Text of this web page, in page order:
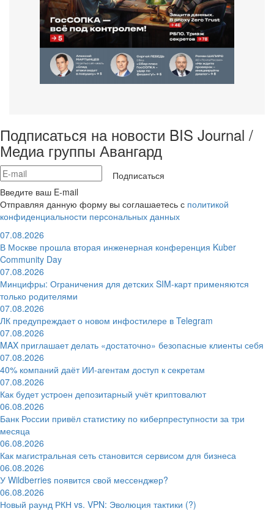
Подписаться на новости BIS Journal /
Медиа группы Авангард
Подписаться
Введите ваш E-mail
Отправляя данную форму вы соглашаетесь с политикой
конфиденциальности персональных данных
07.08.2026
В Москве прошла вторая инженерная конференция Kuber
Community Day
07.08.2026
Минцифры: Ограничения для детских SIM-карт применяются
только родителями
07.08.2026
ЛК предупреждает о новом инфостилере в Telegram
07.08.2026
MAX приглашает делать «достаточно» безопасные клиенты себя
07.08.2026
40% компаний даёт ИИ‑агентам доступ к секретам
07.08.2026
Как будет устроен депозитарный учёт криптовалют
06.08.2026
Банк России привёл статистику по киберпреступности за три
месяца
06.08.2026
Как магистральная сеть становится сервисом для бизнеса
06.08.2026
У Wildberries появится свой мессенджер?
06.08.2026
Новый раунд РКН vs. VPN: Эволюция тактики (?)